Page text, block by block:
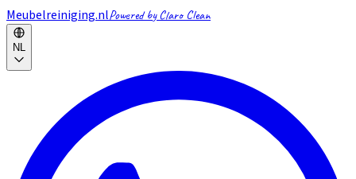
Meubelreiniging.nlPowered by Claro Clean
NL